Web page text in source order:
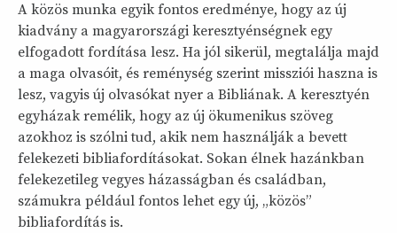
A közös munka egyik fontos eredménye, hogy az új
kiadvány a magyarországi keresztyénségnek egy
elfogadott fordítása lesz. Ha jól sikerül, megtalálja majd
a maga olvasóit, és reménység szerint missziói haszna is
lesz, vagyis új olvasókat nyer a Bibliának. A keresztyén
egyházak remélik, hogy az új ökumenikus szöveg
azokhoz is szólni tud, akik nem használják a bevett
felekezeti bibliafordításokat. Sokan élnek hazánkban
felekezetileg vegyes házasságban és családban,
számukra például fontos lehet egy új, „közös”
bibliafordítás is.